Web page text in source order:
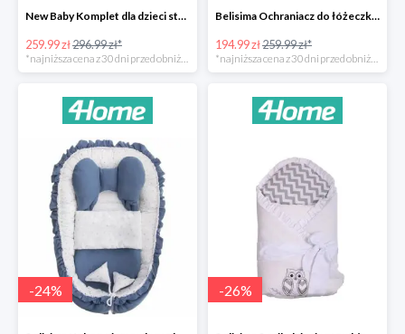
New Baby Komplet dla dzieci stolik i krzesełka -12%
259.99 zł296.99 zł*
*najniższa cena z 30 dni przed obniżką
Belisima Ochraniacz do łóżeczka Warkocz -25%
194.99 zł259.99 zł*
*najniższa cena z 30 dni przed obniżką
-24% -26%